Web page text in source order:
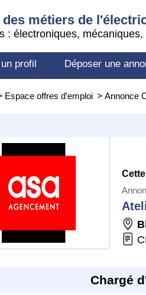
métiers de
: électroniques,
profil Déposer une
Espace offres d'emploi > Annonce
Chargé